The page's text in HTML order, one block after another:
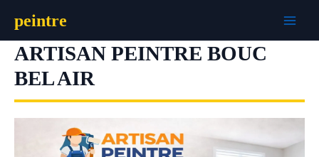
contenu
peintre
ARTISAN PEINTRE BOUC
BEL AIR